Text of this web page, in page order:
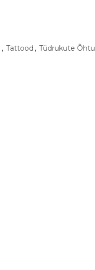
, Tattood , Tüdrukute Õhtu